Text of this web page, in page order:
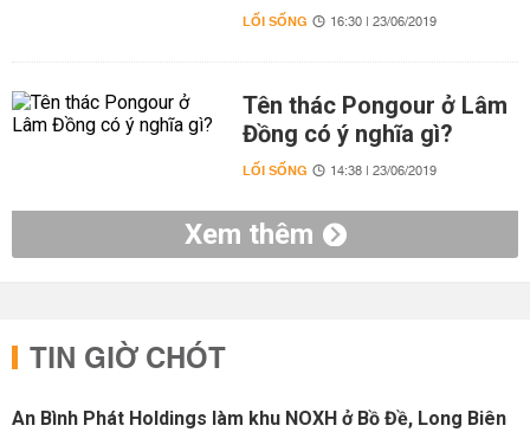
LỐI SỐNG 16:30 | 23/06/2019
Tên thác Pongour ở Lâm
Đồng có ý nghĩa gì?
LỐI SỐNG 14:38 | 23/06/2019
Xem thêm
TIN GIỜ CHÓT
An Bình Phát Holdings làm khu NOXH ở Bồ Đề, Long Biên